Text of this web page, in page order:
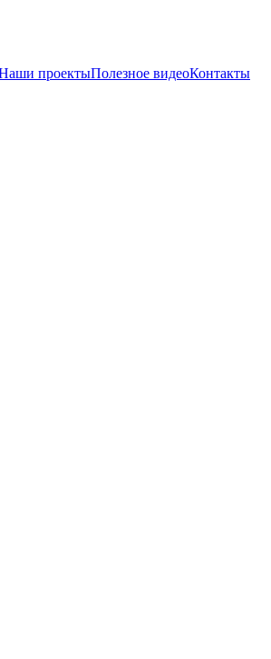
проектыПолезное видеоКонтакты